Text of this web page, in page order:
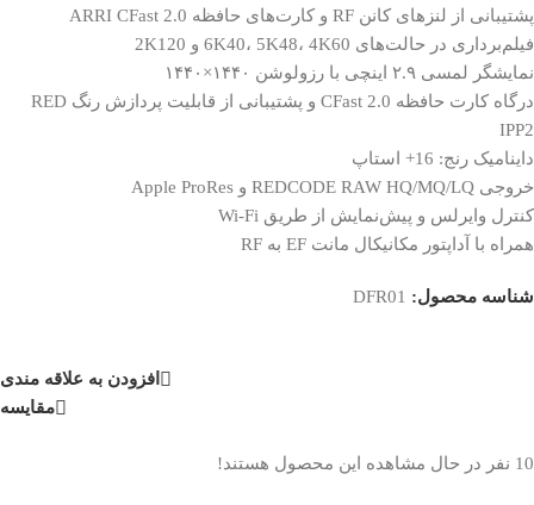
پشتیبانی از لنزهای کانن RF و کارت‌‌های حافظه ARRI CFast 2.0
فیلم‌برداری در حالت‌های 6K40، 5K48، 4K60 و 2K120
نمایشگر لمسی ۲.۹ اینچی با رزولوشن ۱۴۴۰×۱۴۴۰
درگاه کارت حافظه CFast 2.0 و پشتیبانی از قابلیت پردازش رنگ RED
IPP2
داینامیک رنج: 16+ استاپ
خروجی REDCODE RAW HQ/MQ/LQ و Apple ProRes
کنترل وایرلس و پیش‌نمایش از طریق Wi-Fi
همراه با آداپتور مکانیکال مانت EF به RF
شناسه محصول: DFR01
افزودن به علاقه مندی
مقایسه
10 نفر در حال مشاهده این محصول هستند!